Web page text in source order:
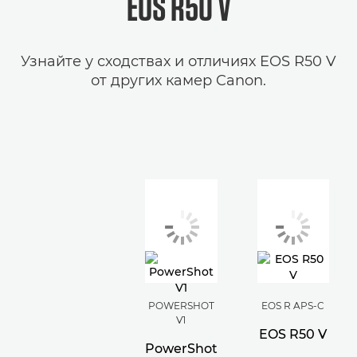
Узнайте у сходствах и отличиях EOS R50 V
от других камер Canon.
POWERSHOT
V1
PowerShot
EOS R APS-C
EOS R50 V